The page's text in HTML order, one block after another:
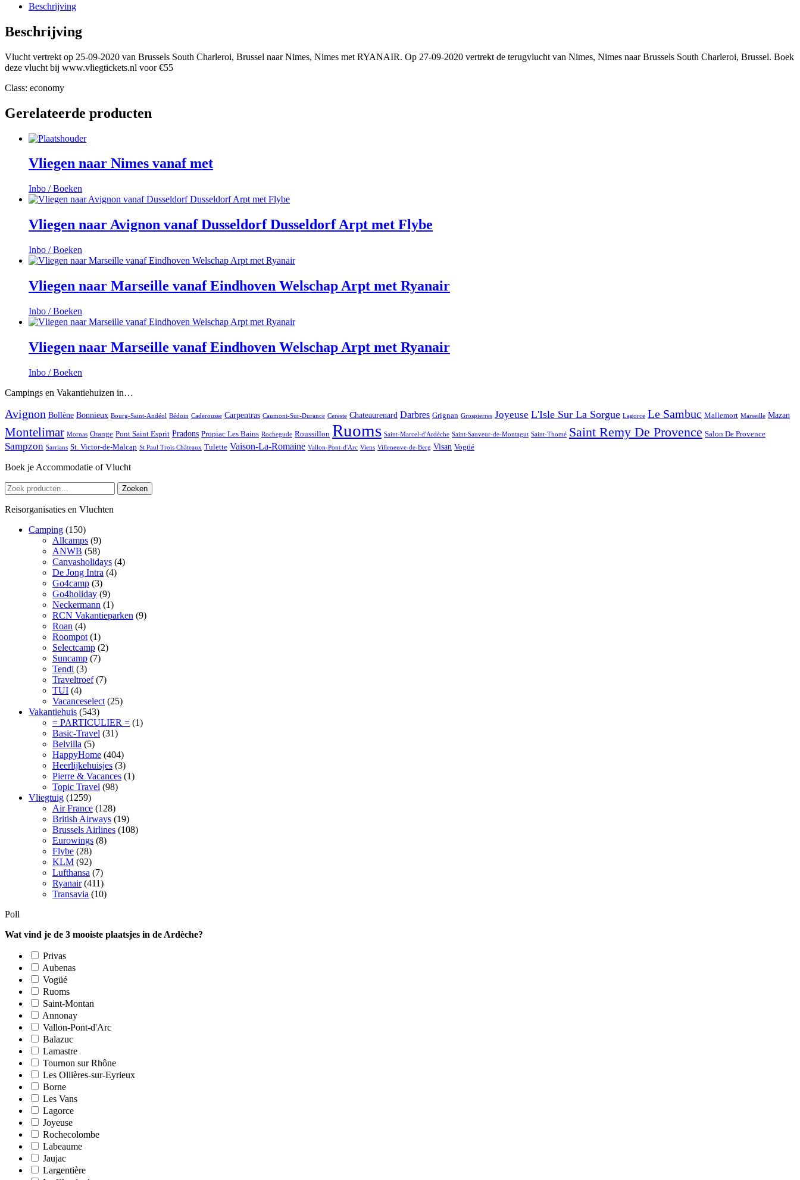
Beschrijving
Beschrijving
Vlucht vertrekt op 25-09-2020 van Brussels South Charleroi, Brussel naar Nimes, Nimes met RYANAIR. Op 27-09-2020 vertrekt de terugvlucht van Nimes, Nimes naar Brussels South Charleroi, Brussel. Boek
deze vlucht bij www.vliegtickets.nl voor €55
Class: economy
Gerelateerde producten
Vliegen naar Nimes vanaf met
Inbo / Boeken
Vliegen naar Avignon vanaf Dusseldorf Dusseldorf Arpt met Flybe
Inbo / Boeken
Vliegen naar Marseille vanaf Eindhoven Welschap Arpt met Ryanair
Inbo / Boeken
Vliegen naar Marseille vanaf Eindhoven Welschap Arpt met Ryanair
Inbo / Boeken
Campings en Vakantiehuizen in…
Avignon Bollène Bonnieux Bourg-Saint-Andéol Bédoin Caderousse Carpentras Caumont-Sur-Durance Cereste Chateaurenard Darbres Grignan Grospierres Joyeuse L'Isle Sur La Sorgue Lagorce Le Sambuc Mallemort Marseille Mazan
Montelimar Mornas Orange Pont Saint Esprit Pradons Propiac Les Bains Rochegude Roussillon Ruoms Saint-Marcel-d'Ardèche Saint-Sauveur-de-Montagut Saint-Thomé Saint Remy De Provence Salon De Provence
Sampzon Sarrians St. Victor-de-Malcap St Paul Trois Châteaux Tulette Vaison-La-Romaine Vallon-Pont-d'Arc Viens Villeneuve-de-Berg Visan Vogüé
Boek je Accommodatie of Vlucht
Zoeken
naar:
Zoeken
Reisorganisaties en Vluchten
Camping (150)
Allcamps (9)
ANWB (58)
Canvasholidays (4)
De Jong Intra (4)
Go4camp (3)
Go4holiday (9)
Neckermann (1)
RCN Vakantieparken (9)
Roan (4)
Roompot (1)
Selectcamp (2)
Suncamp (7)
Tendi (3)
Traveltroef (7)
TUI (4)
Vacanceselect (25)
Vakantiehuis (543)
= PARTICULIER = (1)
Basic-Travel (31)
Belvilla (5)
HappyHome (404)
Heerlijkehuisjes (3)
Pierre & Vacances (1)
Topic Travel (98)
Vliegtuig (1259)
Air France (128)
British Airways (19)
Brussels Airlines (108)
Eurowings (8)
Flybe (28)
KLM (92)
Lufthansa (7)
Ryanair (411)
Transavia (10)
Poll
Wat vind je de 3 mooiste plaatsjes in de Ardèche?
Privas
Aubenas
Vogüé
Ruoms
Saint-Montan
Annonay
Vallon-Pont-d'Arc
Balazuc
Lamastre
Tournon sur Rhône
Les Ollières-sur-Eyrieux
Borne
Les Vans
Lagorce
Joyeuse
Rochecolombe
Labeaume
Jaujac
Largentière